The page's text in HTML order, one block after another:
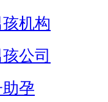
机构
公司
孕